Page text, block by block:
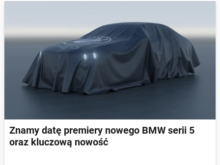
Znamy datę premiery nowego BMW serii 5
oraz kluczową nowość